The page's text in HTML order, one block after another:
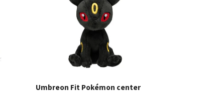
Umbreon Fit Pokémon center